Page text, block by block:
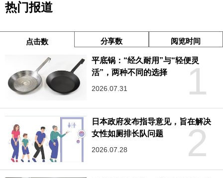
热门报道
点击数 分享数 阅览时间
1
平底锅：“经久耐用”与“轻便灵
活”，两种不同的选择
2026.07.31
2
日本政府发布指导意见，旨在解决
女性如厕排长队问题
2026.07.28